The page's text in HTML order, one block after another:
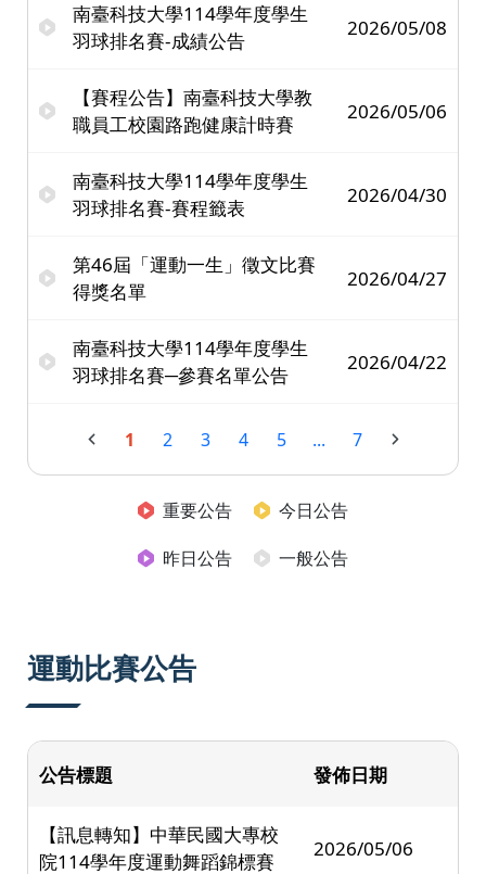
南臺科技大學114學年度學生
羽球排名賽-成績公告
2026/05/08
【賽程公告】南臺科技大學教
職員工校園路跑健康計時賽
2026/05/06
南臺科技大學114學年度學生
羽球排名賽-賽程籤表
2026/04/30
第46屆「運動一生」徵文比賽
得獎名單
2026/04/27
南臺科技大學114學年度學生
羽球排名賽─參賽名單公告
2026/04/22
1 2 3 4 5 ... 7
重要公告
今日公告
昨日公告
一般公告
運動比賽公告
公告標題 發佈日期
【訊息轉知】中華民國大專校
院114學年度運動舞蹈錦標賽
2026/05/06